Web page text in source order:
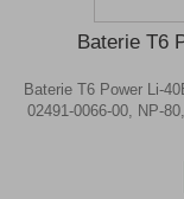
Baterie T6
Baterie T6 Power Li-
02491-0066-00, NP-